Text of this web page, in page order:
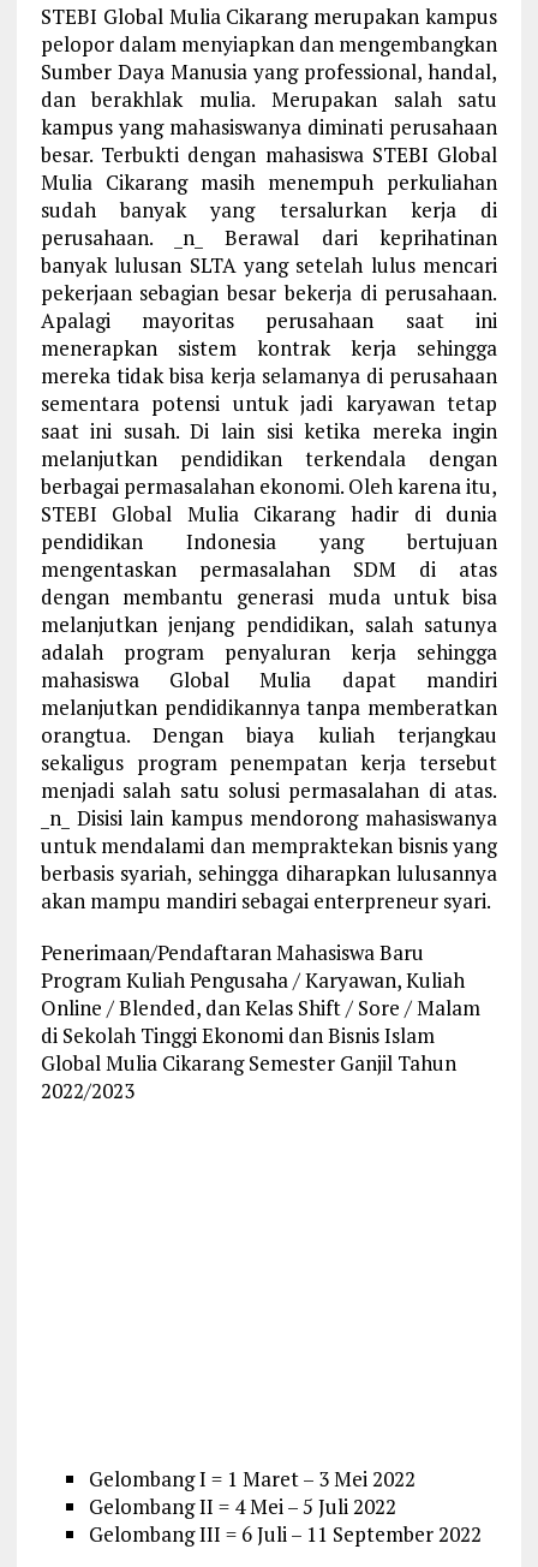
STEBI Global Mulia Cikarang merupakan kampus
pelopor dalam menyiapkan dan mengembangkan
Sumber Daya Manusia yang professional, handal,
dan berakhlak mulia. Merupakan salah satu
kampus yang mahasiswanya diminati perusahaan
besar. Terbukti dengan mahasiswa STEBI Global
Mulia Cikarang masih menempuh perkuliahan
sudah banyak yang tersalurkan kerja di
perusahaan. _n_ Berawal dari keprihatinan
banyak lulusan SLTA yang setelah lulus mencari
pekerjaan sebagian besar bekerja di perusahaan.
Apalagi mayoritas perusahaan saat ini
menerapkan sistem kontrak kerja sehingga
mereka tidak bisa kerja selamanya di perusahaan
sementara potensi untuk jadi karyawan tetap
saat ini susah. Di lain sisi ketika mereka ingin
melanjutkan pendidikan terkendala dengan
berbagai permasalahan ekonomi. Oleh karena itu,
STEBI Global Mulia Cikarang hadir di dunia
pendidikan Indonesia yang bertujuan
mengentaskan permasalahan SDM di atas
dengan membantu generasi muda untuk bisa
melanjutkan jenjang pendidikan, salah satunya
adalah program penyaluran kerja sehingga
mahasiswa Global Mulia dapat mandiri
melanjutkan pendidikannya tanpa memberatkan
orangtua. Dengan biaya kuliah terjangkau
sekaligus program penempatan kerja tersebut
menjadi salah satu solusi permasalahan di atas.
_n_ Disisi lain kampus mendorong mahasiswanya
untuk mendalami dan mempraktekan bisnis yang
berbasis syariah, sehingga diharapkan lulusannya
akan mampu mandiri sebagai enterpreneur syari.
Penerimaan/Pendaftaran Mahasiswa Baru
Program Kuliah Pengusaha / Karyawan, Kuliah
Online / Blended, dan Kelas Shift / Sore / Malam
di Sekolah Tinggi Ekonomi dan Bisnis Islam
Global Mulia Cikarang Semester Ganjil Tahun
2022/2023
Gelombang I = 1 Maret – 3 Mei 2022
Gelombang II = 4 Mei – 5 Juli 2022
Gelombang III = 6 Juli – 11 September 2022